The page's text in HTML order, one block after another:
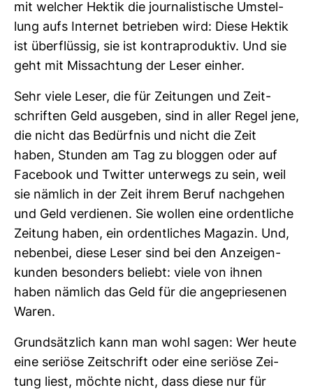
mit wel­cher Hektik die jour­na­lis­ti­sche Umstel­
lung aufs Internet betrieben wird: Diese Hektik
ist über­flüssig, sie ist kon­tra­pro­duktiv. Und sie
geht mit Miss­ach­tung der Leser einher.
Sehr viele Leser, die für Zei­tungen und Zeit­
schriften Geld aus­geben, sind in aller Regel jene,
die nicht das Bedürfnis und nicht die Zeit
haben, Stunden am Tag zu bloggen oder auf
Face­book und Twitter unter­wegs zu sein, weil
sie näm­lich in der Zeit ihrem Beruf nach­gehen
und Geld ver­dienen. Sie wollen eine ordent­liche
Zei­tung haben, ein ordent­li­ches Magazin. Und,
nebenbei, diese Leser sind bei den Anzei­gen­
kunden beson­ders beliebt: viele von ihnen
haben näm­lich das Geld für die ange­prie­senen
Waren.
Grund­sätz­lich kann man wohl sagen: Wer heute
eine seriöse Zeit­schrift oder eine seriöse Zei­
tung liest, möchte nicht, dass diese nur für